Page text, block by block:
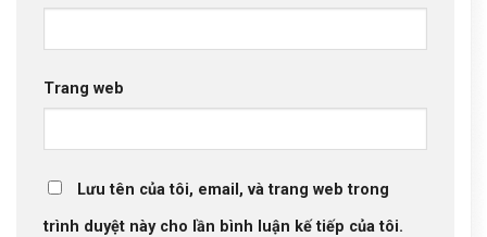
Trang web
Lưu tên của tôi, email, và trang web trong
trình duyệt này cho lần bình luận kế tiếp của tôi.